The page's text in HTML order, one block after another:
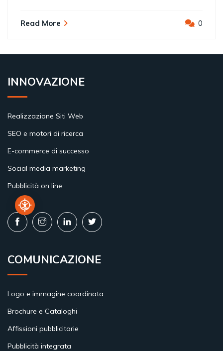
Read More 0
INNOVAZIONE
Realizzazione Siti Web
SEO e motori di ricerca
E-commerce di successo
Social media marketing
Pubblicità on line
COMUNICAZIONE
Logo e immagine coordinata
Brochure e Cataloghi
Affissioni pubblicitarie
Pubblicità integrata